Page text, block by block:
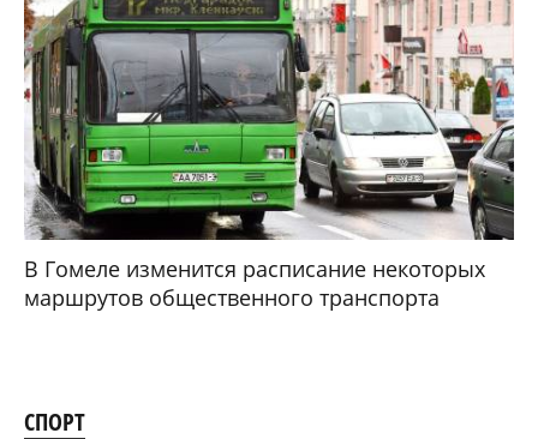
В Гомеле изменится расписание некоторых
маршрутов общественного транспорта
СПОРТ